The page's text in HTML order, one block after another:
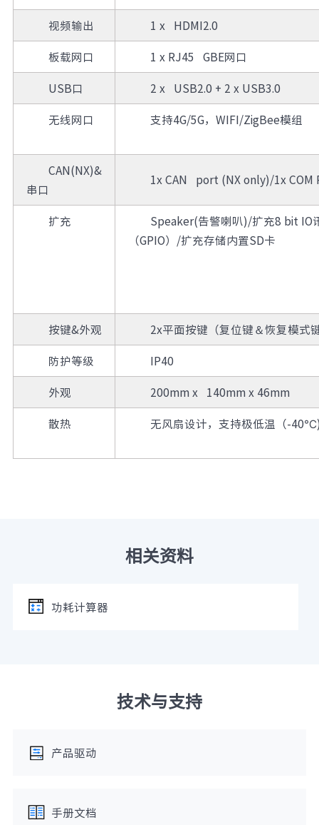
视频输出
1 x HDMI2.0
板载网口
1 x RJ45 GBE网口
USB口
2 x USB2.0 + 2 x USB3.0
无线网口
支持4G/5G，WIFI/ZigBee模组
CAN(NX)&
串口
1x CAN port (NX only)/1x COM
扩充
Speaker(告警喇叭)/扩充8 bit IO
（GPIO）/扩充存储内置SD卡
按键&外观
2x平面按键（复位键＆恢复模式
防护等级
IP40
外观
200mm x 140mm x 46mm
散热
无风扇设计，支持极低温（-
相关资料
功耗计算器
技术与支持
产品驱动
手册文档